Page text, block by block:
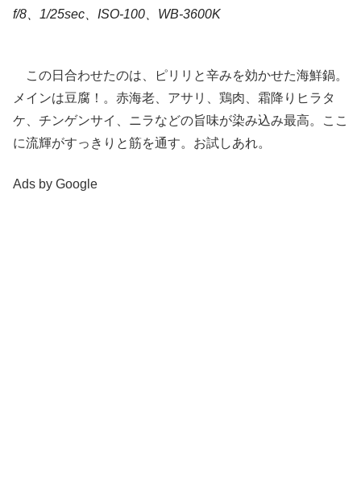
f/8、1/25sec、ISO-100、WB-3600K
この日合わせたのは、ピリリと辛みを効かせた海鮮鍋。
メインは豆腐！。赤海老、アサリ、鶏肉、霜降りヒラタ
ケ、チンゲンサイ、ニラなどの旨味が染み込み最高。ここ
に流輝がすっきりと筋を通す。お試しあれ。
Ads by Google